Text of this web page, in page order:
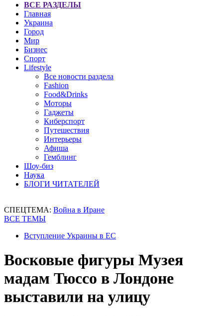
ВСЕ РАЗДЕЛЫ
Главная
Украина
Город
Мир
Бизнес
Спорт
Lifestyle
Все новости раздела
Fashion
Food&Drinks
Моторы
Гаджеты
Киберспорт
Путешествия
Интерьеры
Афиша
Гемблинг
Шоу-биз
Наука
БЛОГИ ЧИТАТЕЛЕЙ
СПЕЦТЕМА: Война в Иране
ВСЕ ТЕМЫ
Вступление Украины в ЕС
Восковые фигуры Музея
мадам Тюссо в Лондоне
выставили на улицу